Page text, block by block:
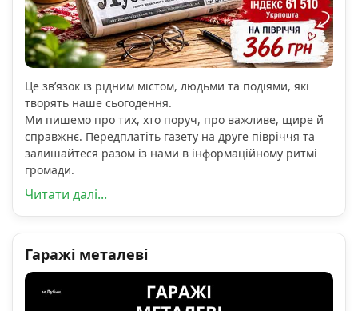
Це зв’язок із рідним містом, людьми та подіями, які
творять наше сьогодення.
Ми пишемо про тих, хто поруч, про важливе, щире й
справжнє. Передплатіть газету на друге півріччя та
залишайтеся разом із нами в інформаційному ритмі
громади.
Читати далі...
Гаражі металеві